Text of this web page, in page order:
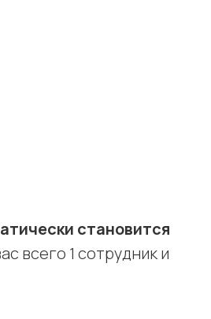
становится
всего 1 сотрудник и